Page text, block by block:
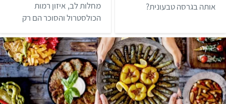
אותה בגרסה טבעונית?
מחלות לב, איזון רמות
הכולסטרול והסוכר הם רק
טבעונית. כל הסיבות
הבריאותיות לעבור לטבעונות